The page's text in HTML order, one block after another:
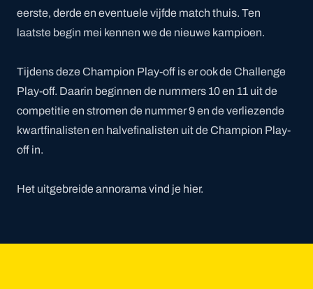
eerste, derde en eventuele vijfde match thuis. Ten
laatste begin mei kennen we de nieuwe kampioen.
Tijdens deze Champion Play-off is er ook de Challenge
Play-off. Daarin beginnen de nummers 10 en 11 uit de
competitie en stromen de nummer 9 en de verliezende
kwartfinalisten en halvefinalisten uit de Champion Play-
off in.
Het uitgebreide annorama vind je hier.